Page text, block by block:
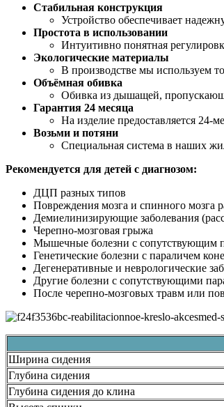
Стабильная конструкция
Устройство обеспечивает
Простота в использовании
Интуитивно понятная
Экологические материалы
В производстве мы используем
Объёмная обивка
Обивка из дышащей,
Гарантия 24 месяца
На изделие предоставляется 24-
Возьми и потяни
Специальная система в наших
Рекомендуется для детей с диагнозом:
ДЦП разных типов
Повреждения мозга и спинного мозга
Демиелинизирующие заболевания
Черепно-мозговая грыжа
Мышечные болезни с сопутствующим
Генетические болезни с параличем
Дегенеративные и неврологические
Другие болезни с сопутствующими
После черепно-мозговых травм или
Ширина сидения
Глубина сидения
Глубина сидения до клина